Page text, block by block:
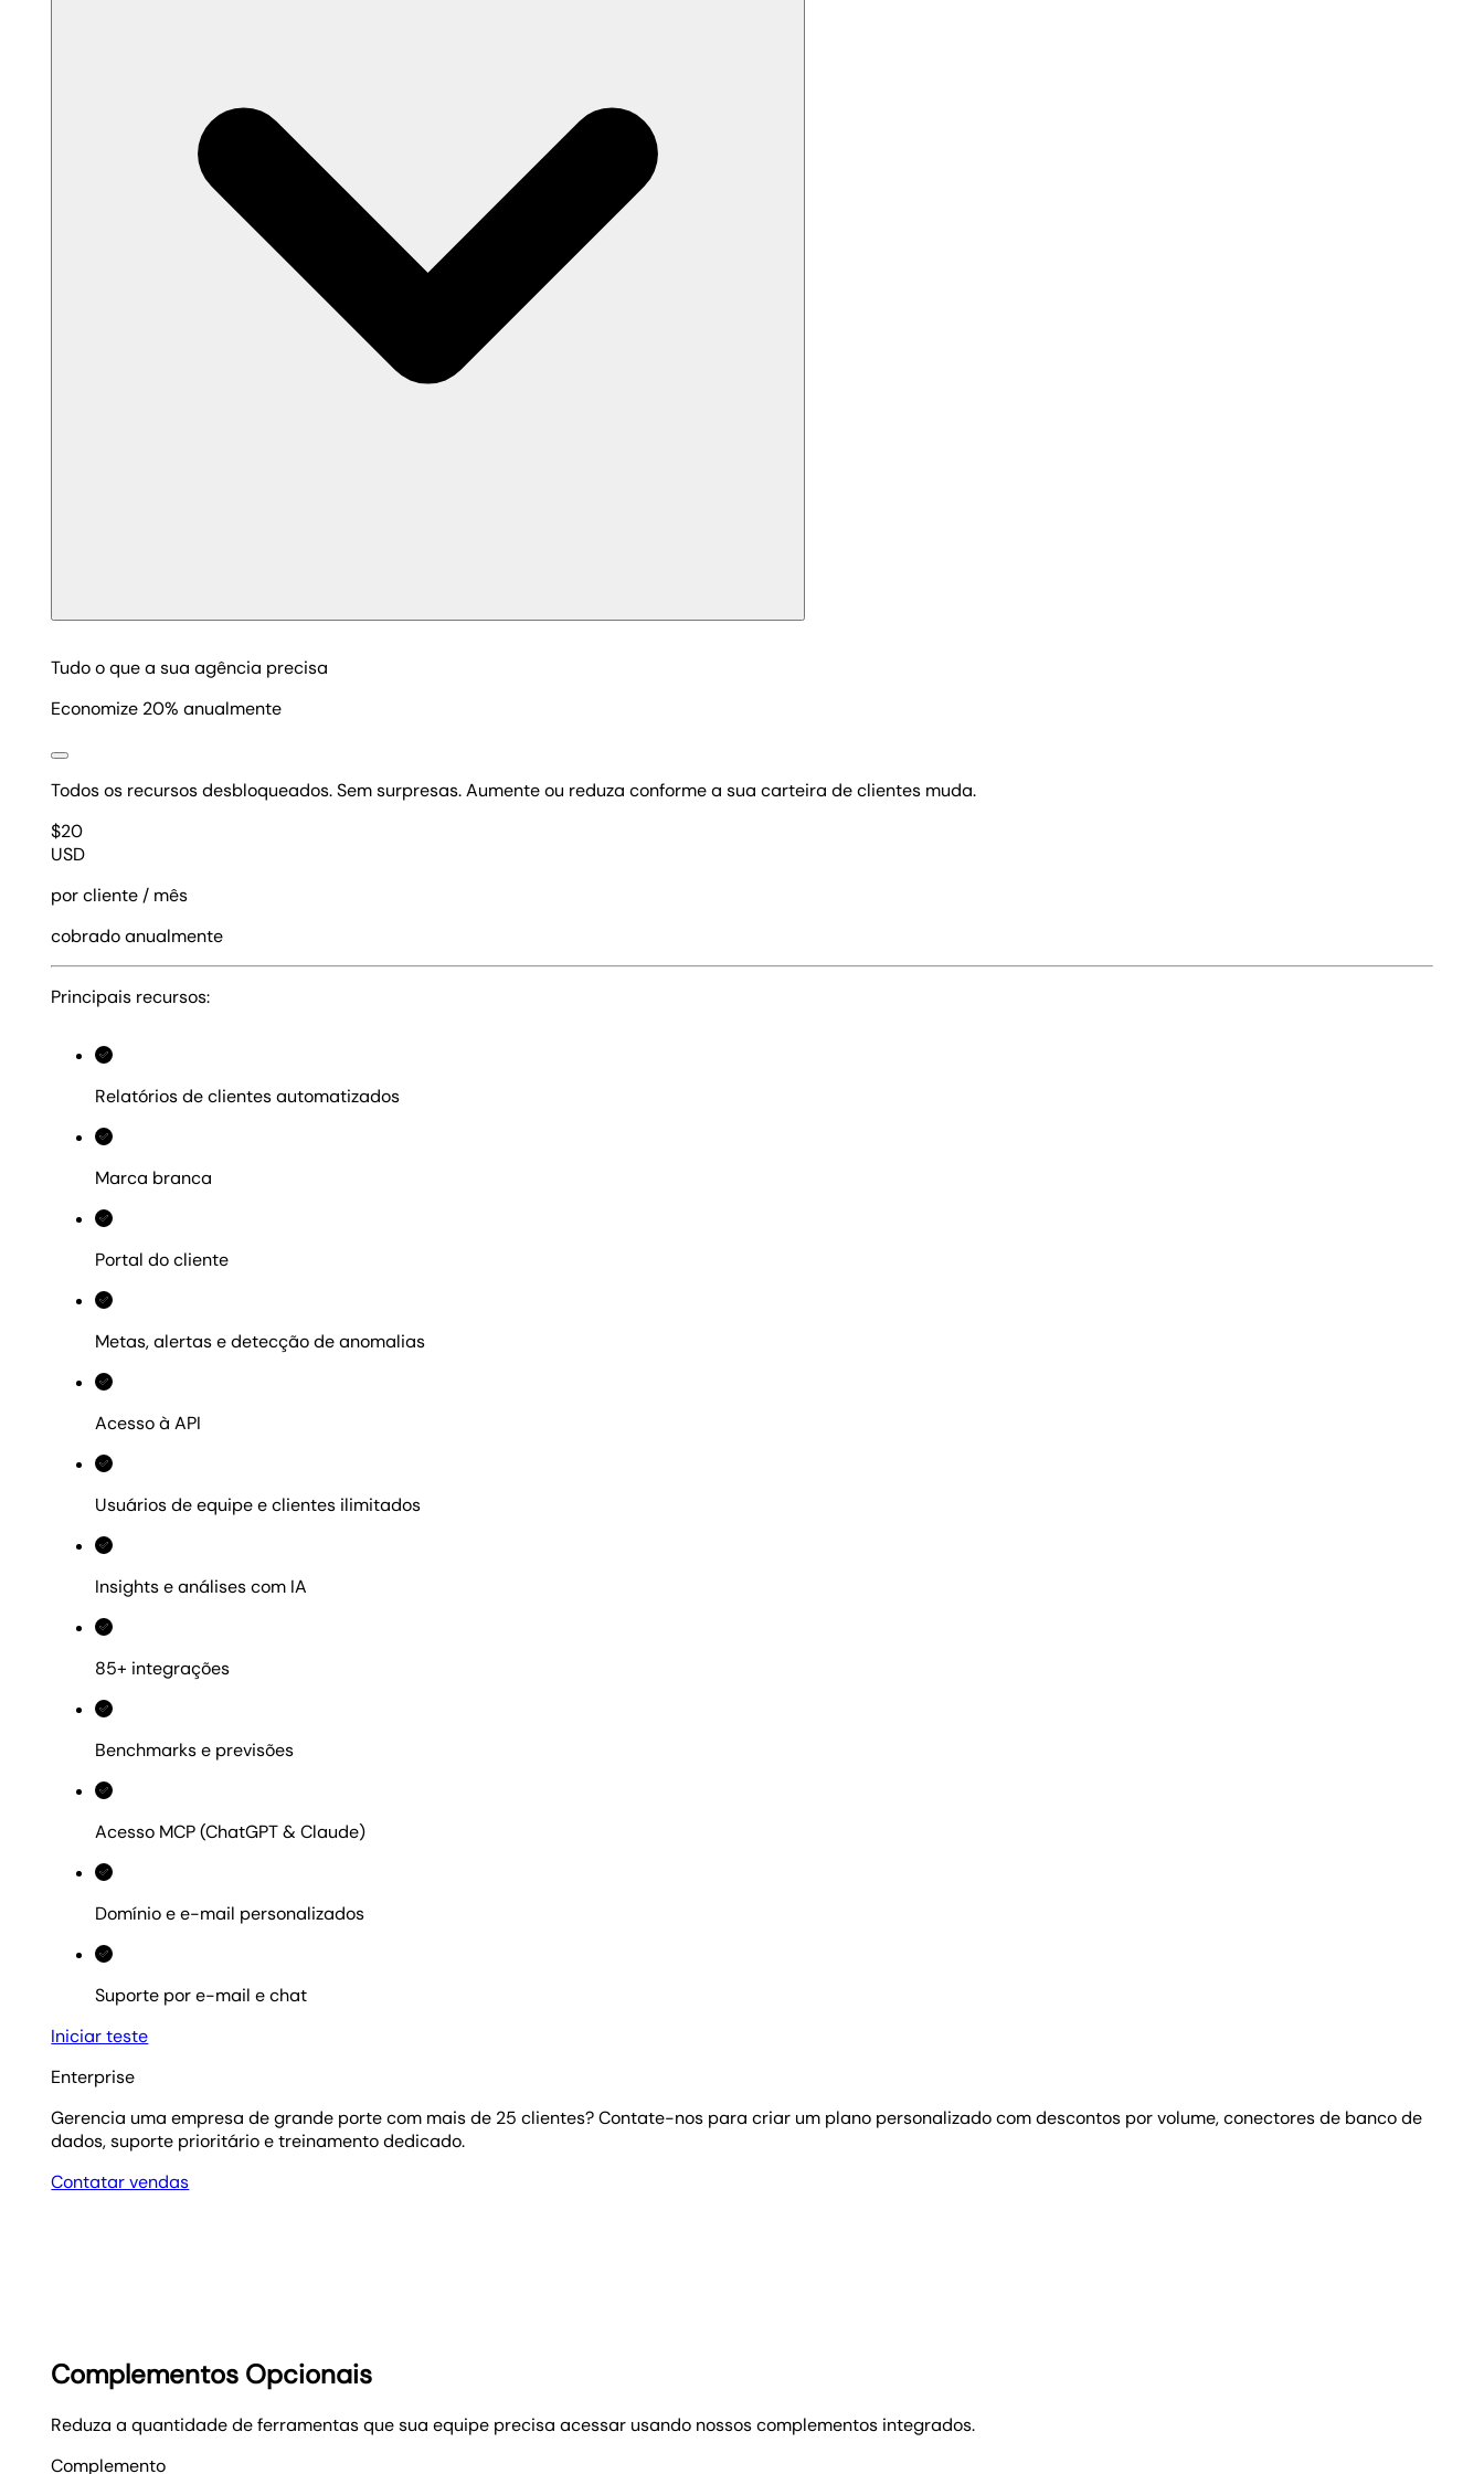
Tudo o que a sua agência precisa
Economize 20% anualmente
Todos os recursos desbloqueados. Sem surpresas. Aumente ou reduza conforme a sua carteira de clientes muda.
$20
USD
por cliente / mês
cobrado anualmente
Principais recursos:
Relatórios de clientes automatizados
Marca branca
Portal do cliente
Metas, alertas e detecção de anomalias
Acesso à API
Usuários de equipe e clientes ilimitados
Insights e análises com IA
85+ integrações
Benchmarks e previsões
Acesso MCP (ChatGPT & Claude)
Domínio e e-mail personalizados
Suporte por e-mail e chat
Iniciar teste
Enterprise
Gerencia uma empresa de grande porte com mais de 25 clientes? Contate-nos para criar um plano personalizado com descontos por volume, conectores de banco de
dados, suporte prioritário e treinamento dedicado.
Contatar vendas
Complementos Opcionais
Reduza a quantidade de ferramentas que sua equipe precisa acessar usando nossos complementos integrados.
Complemento